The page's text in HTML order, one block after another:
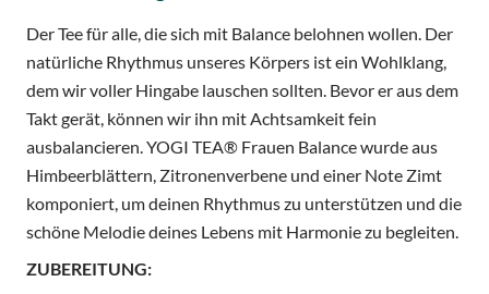
Der Tee für alle, die sich mit Balance belohnen wollen. Der
natürliche Rhythmus unseres Körpers ist ein Wohlklang,
dem wir voller Hingabe lauschen sollten. Bevor er aus dem
Takt gerät, können wir ihn mit Achtsamkeit fein
ausbalancieren. YOGI TEA® Frauen Balance wurde aus
Himbeerblättern, Zitronenverbene und einer Note Zimt
komponiert, um deinen Rhythmus zu unterstützen und die
schöne Melodie deines Lebens mit Harmonie zu begleiten.
ZUBEREITUNG: